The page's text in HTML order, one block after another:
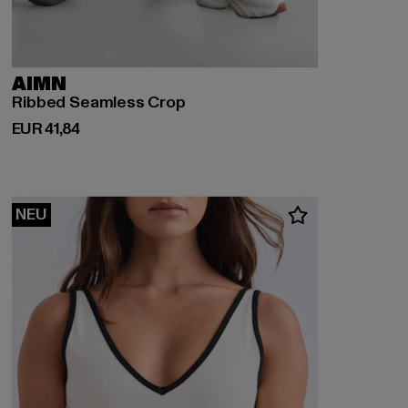
AIMN
Ribbed Seamless Crop
EUR 41,84
Derzeitiger Preis: EUR 41,84
NEU